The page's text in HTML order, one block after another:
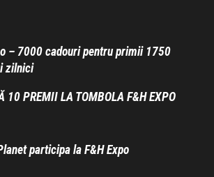
– 7000 cadouri pentru primii 1750
zilnici
10 PREMII LA TOMBOLA F&H EXPO
participa la F&H Expo